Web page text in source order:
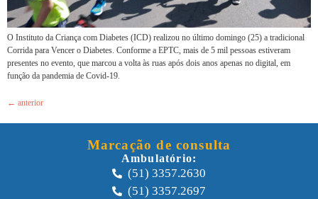
O Instituto da Criança com Diabetes (ICD) realizou no último domingo (25) a tradicional
Corrida para Vencer o Diabetes. Conforme a EPTC, mais de 5 mil pessoas estiveram
presentes no evento, que marcou a volta às ruas após dois anos apenas no digital, em
função da pandemia de Covid-19.
← anterior
Marcação de consulta
Ambulatório:
(51) 3357.2630
(51) 3357.2697